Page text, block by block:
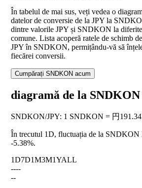
În tabelul de mai sus, veți vedea o
datelor de conversie de la JPY la
dintre valorile JPY și SNDKON la
comune. Lista acoperă ratele de schimb
JPY în SNDKON, permițându-vă să
fiecărei conversii.
Cumpărați SNDKON acum
diagramă de la
SNDKON/JPY: 1 SNDKON = 円
În trecutul 1D, fluctuația de la SNDKON
-5.38%.
1D7D1M3M1YALL
----
--